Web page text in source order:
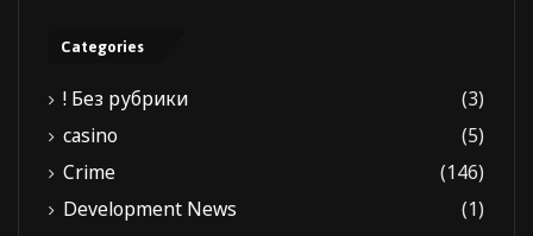
Categories
! Без рубрики
(3)
casino
(5)
Crime
(146)
Development News
(1)